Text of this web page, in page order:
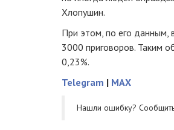
Хлопушин.
При этом, по его данным,
3000 приговоров. Таким
0,23%.
Telegram | MAX
Нашли ошибку?